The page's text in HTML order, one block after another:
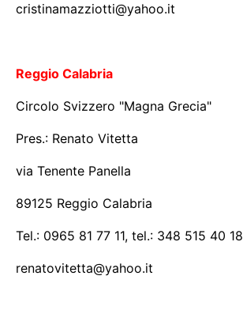
cristinamazziotti@yahoo.it
Reggio Calabria
Circolo Svizzero "Magna Grecia"
Pres.: Renato Vitetta
via Tenente Panella
89125 Reggio Calabria
Tel.: 0965 81 77 11, tel.: 348 515 40 18
renatovitetta@yahoo.it